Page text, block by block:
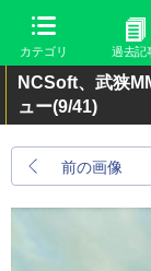
カテゴリ 過去記
NCSoft、武狭
ュー(9/41)
前の画像